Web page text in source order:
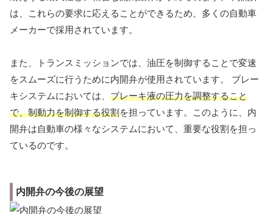
は、これらの要求に応えることができるため、多くの自動車
メーカーで採用されています。
また、トランスミッションでは、油圧を制御することで変速
をスムーズに行うために内開弁が使用されています。 ブレー
キシステムにおいては、 ブレーキ液の圧力を調整すること
で、制動力を制御する役割を担っています。このように、内
開弁は自動車の様々なシステムにおいて、重要な役割を担っ
ているのです。
内開弁の今後の展望